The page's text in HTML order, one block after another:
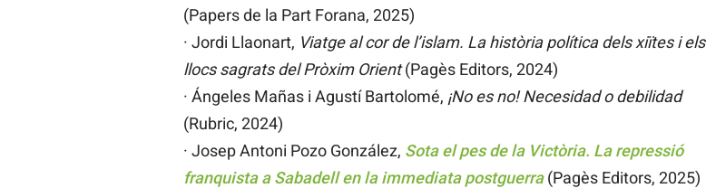
(Papers de la Part Forana, 2025)
· Jordi Llaonart, Viatge al cor de l’islam. La història política dels xiïtes i els
llocs sagrats del Pròxim Orient(Pagès Editors, 2024)
· Ángeles Mañas i Agustí Bartolomé, ¡No es no! Necesidad o debilidad
(Rubric, 2024)
· Josep Antoni Pozo González, Sota el pes de la Victòria. La repressió
franquista a Sabadell en la immediata postguerra(Pagès Editors, 2025)